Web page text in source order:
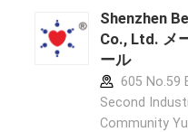
Shenzhen
Co., Ltd. メ
ール
605 No.59
Second
Community